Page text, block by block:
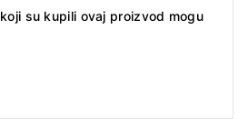
su kupili ovaj proizvod mogu